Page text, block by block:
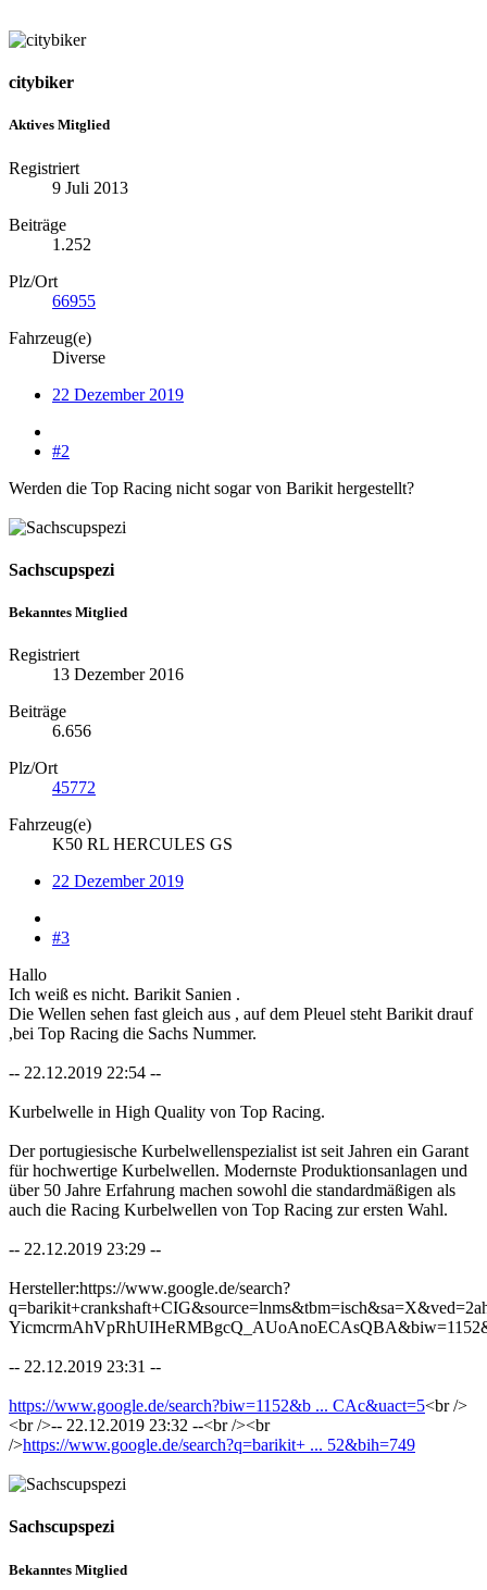
citybiker
Aktives Mitglied
Registriert
9 Juli 2013
Beiträge
1.252
Plz/Ort
66955
Fahrzeug(e)
Diverse
22 Dezember 2019
#2
Werden die Top Racing nicht sogar von Barikit hergestellt?
Sachscupspezi
Bekanntes Mitglied
Registriert
13 Dezember 2016
Beiträge
6.656
Plz/Ort
45772
Fahrzeug(e)
K50 RL HERCULES GS
22 Dezember 2019
#3
Hallo
Ich weiß es nicht. Barikit Sanien .
Die Wellen sehen fast gleich aus , auf dem Pleuel steht Barikit drauf
,bei Top Racing die Sachs Nummer.
-- 22.12.2019 22:54 --
Kurbelwelle in High Quality von Top Racing.
Der portugiesische Kurbelwellenspezialist ist seit Jahren ein Garant
für hochwertige Kurbelwellen. Modernste Produktionsanlagen und
über 50 Jahre Erfahrung machen sowohl die standardmäßigen als
auch die Racing Kurbelwellen von Top Racing zur ersten Wahl.
-- 22.12.2019 23:29 --
Hersteller:https://www.google.de/search?
-- 22.12.2019 23:31 --
https://www.google.de/search?biw=1152&b ... CAc&uact=5<br />
<br />-- 22.12.2019 23:32 --<br /><br
/>https://www.google.de/search?q=barikit+ ... 52&bih=749
Sachscupspezi
Bekanntes Mitglied